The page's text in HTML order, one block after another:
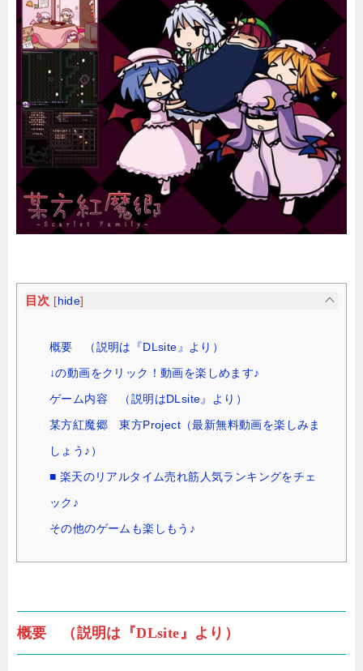
目次 [ hide]
概要 （説明は『DLsite』より）
↓の動画をクリック！動画を楽しめます♪
ゲーム内容 （説明はDLsite』より）
某方紅魔郷 東方Project（最新無料動画を楽しみま
しょう♪）
■ 楽天のリアルタイム売れ筋人気ランキングをチェ
ック♪
その他のゲームも楽しもう♪
概要 （説明は『DLsite』より）